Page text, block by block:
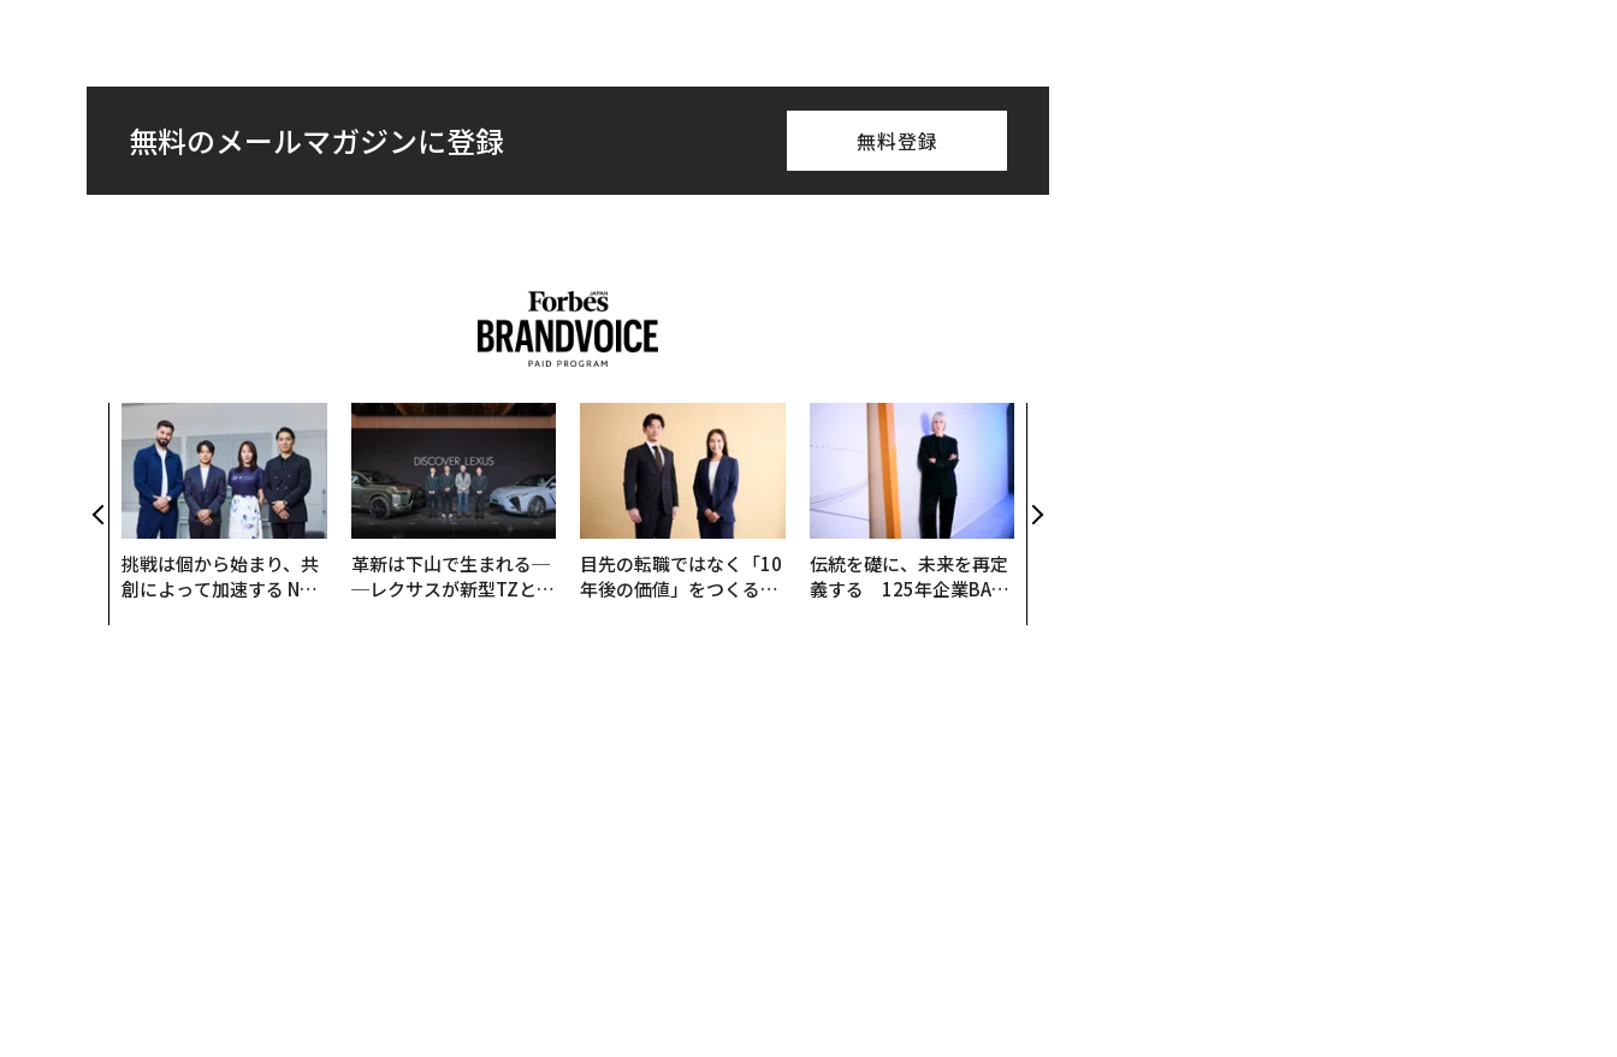
無料のメールマガジンに登録 無料登録
挑戦は個から始まり、共
創によって加速する NOR
革新は下山で生まれる─
─レクサスが新型TZとE
目先の転職ではなく「10
年後の価値」をつくる─
伝統を礎に、未来を再定
義する 125年企業BAT
判断軸